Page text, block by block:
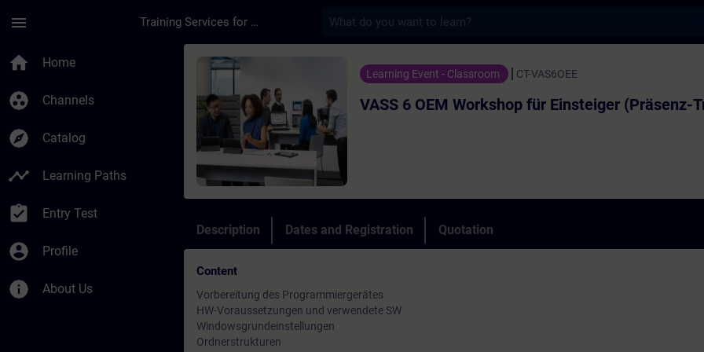
menu Training Services for Digital Industries
home Home
group_work Channels
explore Catalog
timeline Learning Paths
assignment_turned_in Entry Test
account_circle Profile
info About Us
Course - VASS 6 OEM Workshop für Einsteiger (Präsenz-
Learning Event - Classroom CT-VAS6OEE
VASS 6 OEM Workshop für Einsteiger (Präsenz-
Description Dates and Registration Quotation
Content
Vorbereitung des Programmiergerätes
HW-Voraussetzungen und verwendete SW
Windowsgrundeinstellungen
Ordnerstrukturen